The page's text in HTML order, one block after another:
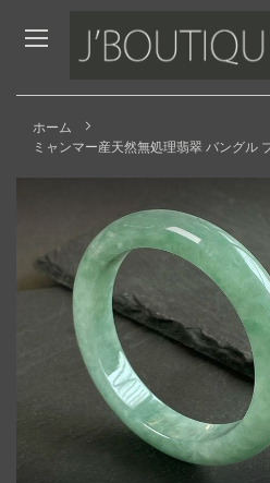
to
Content
ホーム
ミャンマー産天然無処理翡翠 バングル
Skip
the